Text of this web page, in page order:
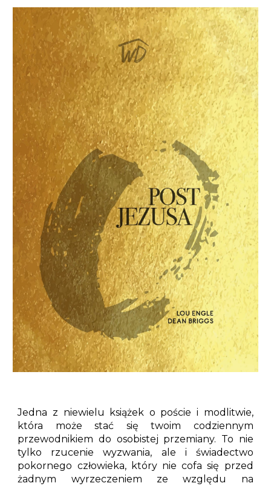
Jedna z niewielu książek o poście i modlitwie,
która może stać się twoim codziennym
przewodnikiem do osobistej przemiany. To nie
tylko rzucenie wyzwania, ale i świadectwo
pokornego człowieka, który nie cofa się przed
żadnym wyrzeczeniem ze względu na